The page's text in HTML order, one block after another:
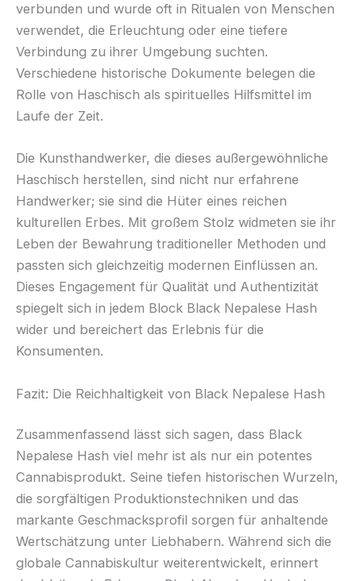
verbunden und wurde oft in Ritualen von Menschen
verwendet, die Erleuchtung oder eine tiefere
Verbindung zu ihrer Umgebung suchten.
Verschiedene historische Dokumente belegen die
Rolle von Haschisch als spirituelles Hilfsmittel im
Laufe der Zeit.
Die Kunsthandwerker, die dieses außergewöhnliche
Haschisch herstellen, sind nicht nur erfahrene
Handwerker; sie sind die Hüter eines reichen
kulturellen Erbes. Mit großem Stolz widmeten sie ihr
Leben der Bewahrung traditioneller Methoden und
passten sich gleichzeitig modernen Einflüssen an.
Dieses Engagement für Qualität und Authentizität
spiegelt sich in jedem Block Black Nepalese Hash
wider und bereichert das Erlebnis für die
Konsumenten.
Fazit: Die Reichhaltigkeit von Black Nepalese Hash
Zusammenfassend lässt sich sagen, dass Black
Nepalese Hash viel mehr ist als nur ein potentes
Cannabisprodukt. Seine tiefen historischen Wurzeln,
die sorgfältigen Produktionstechniken und das
markante Geschmacksprofil sorgen für anhaltende
Wertschätzung unter Liebhabern. Während sich die
globale Cannabiskultur weiterentwickelt, erinnert